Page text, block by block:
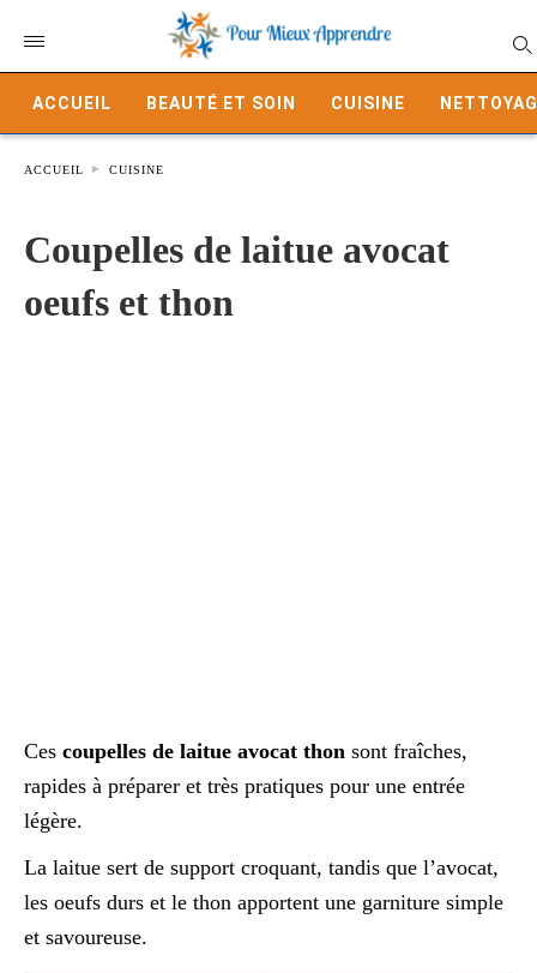
ACCUEIL BEAUTÉ ET SOIN CUISINE
ACCUEIL CUISINE
Coupelles de laitue avocat
oeufs et thon
Ces coupelles de laitue avocat thon sont fraîches,
rapides à préparer et très pratiques pour une entrée
légère.
La laitue sert de support croquant, tandis que l’avocat,
les oeufs durs et le thon apportent une garniture simple
et savoureuse.